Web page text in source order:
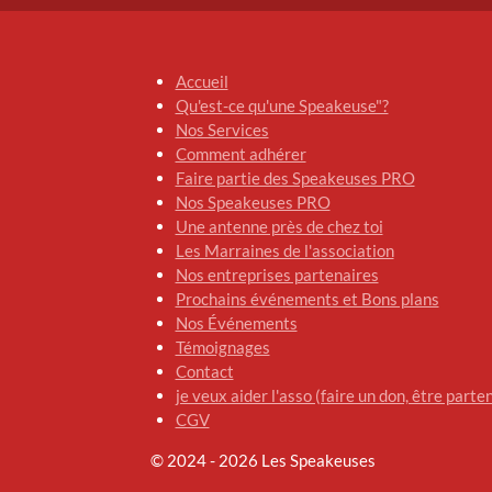
Accueil
Qu'est-ce qu'une Speakeuse"?
Nos Services
Comment adhérer
Faire partie des Speakeuses PRO
Nos Speakeuses PRO
Une antenne près de chez toi
Les Marraines de l'association
Nos entreprises partenaires
Prochains événements et Bons plans
Nos Événements
Témoignages
Contact
je veux aider l'asso (faire un don, être
CGV
© 2024 - 2026 Les Speakeuses